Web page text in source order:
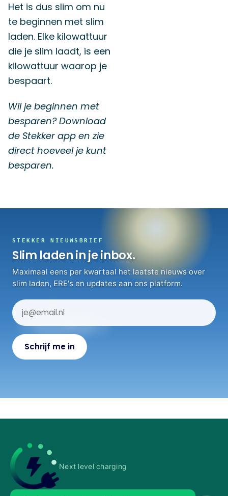
Het is dus slim om nu
te beginnen met slim
laden. Elke kilowattuur
die je slim laadt, is een
kilowattuur waarop je
bespaart.
Wil je beginnen met
besparen? Download
de Stekker app en zie
direct hoeveel je kunt
besparen.
STEKKER NIEUWSBRIEF
Slim laden in je inbox.
Maximaal eens per kwartaal het laatste nieuws over
slim laden, ERE's en updates aan ons platform.
Next level charging